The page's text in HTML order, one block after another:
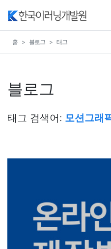
홈 블로그 태그
블로그
태그 검색어: 모션그래